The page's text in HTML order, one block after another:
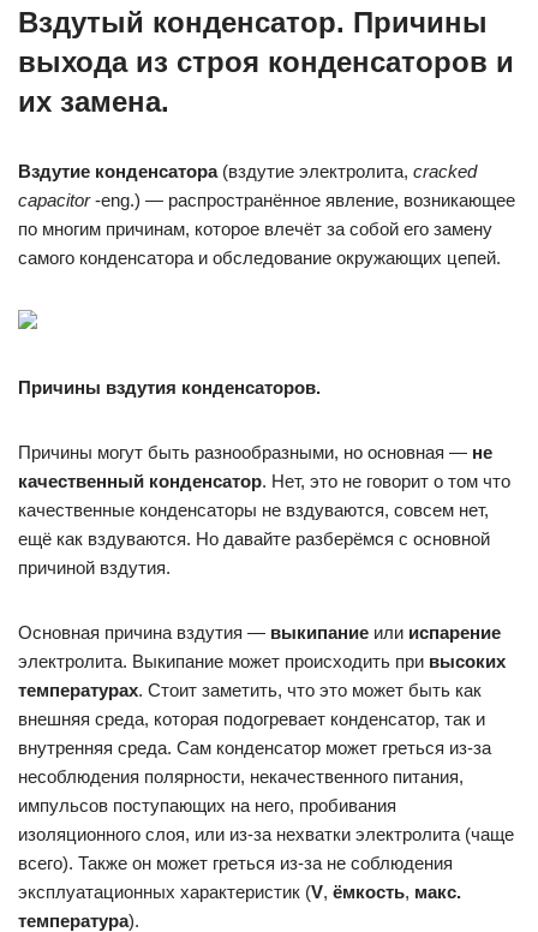
Вздутый конденсатор. Причины
выхода из строя конденсаторов и
их замена.
Вздутие конденсатора(вздутие электролита, cracked
capacitor-eng.) — распространённое явление, возникающее
по многим причинам, которое влечёт за собой его замену
самого конденсатора и обследование окружающих цепей.
Причины вздутия конденсаторов.
Причины могут быть разнообразными, но основная — не
качественный конденсатор. Нет, это не говорит о том что
качественные конденсаторы не вздуваются, совсем нет,
ещё как вздуваются. Но давайте разберёмся с основной
причиной вздутия.
Основная причина вздутия — выкипание или испарение
электролита. Выкипание может происходить при высоких
температурах. Стоит заметить, что это может быть как
внешняя среда, которая подогревает конденсатор, так и
внутренняя среда. Сам конденсатор может греться из-за
несоблюдения полярности, некачественного питания,
импульсов поступающих на него, пробивания
изоляционного слоя, или из-за нехватки электролита (чаще
всего). Также он может греться из-за не соблюдения
эксплуатационных характеристик (V, ёмкость, макс.
температура).